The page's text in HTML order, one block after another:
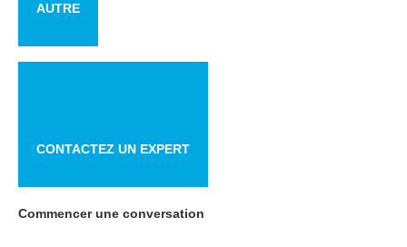
AUTRE
CONTACTEZ UN EXPERT
Commencer une conversation